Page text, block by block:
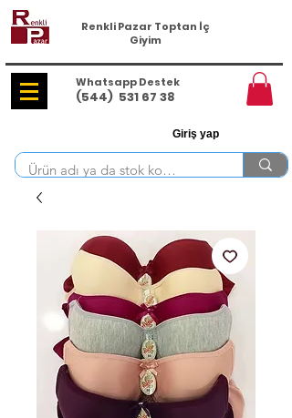
Renkli Pazar Toptan İç
Giyim
Whatsapp Destek
(544) 531 67 38
Giriş yap